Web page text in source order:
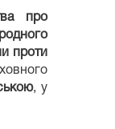
про
проти
, у